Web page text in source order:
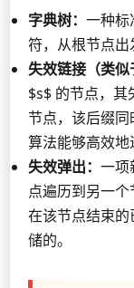
字典树： 一种标
符，从根节点出
失效链接（类
$s$ 的节点，其
节点，该后缀
算法能够高效地
失效弹出： 一项
点遍历到另一
在该节点结束
储的。